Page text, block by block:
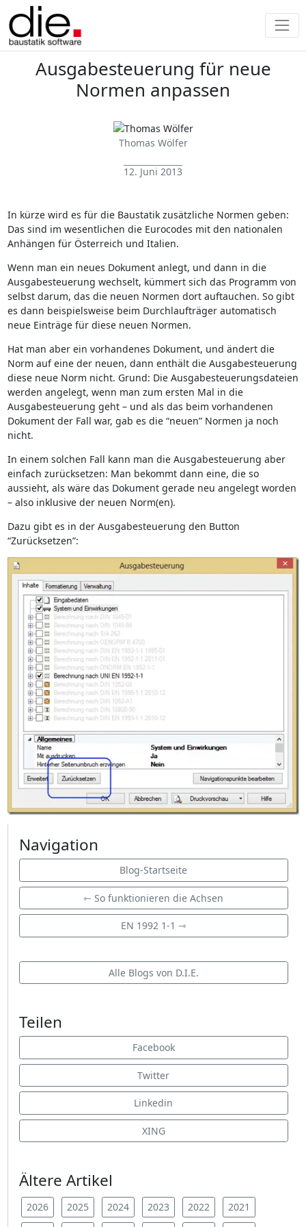
Ausgabesteuerung für neue
Normen anpassen
Thomas Wölfer
12. Juni 2013
In kürze wird es für die Baustatik zusätzliche Normen geben:
Das sind im wesentlichen die Eurocodes mit den nationalen
Anhängen für Österreich und Italien.
Wenn man ein neues Dokument anlegt, und dann in die
Ausgabesteuerung wechselt, kümmert sich das Programm von
selbst darum, das die neuen Normen dort auftauchen. So gibt
es dann beispielsweise beim Durchlaufträger automatisch
neue Einträge für diese neuen Normen.
Hat man aber ein vorhandenes Dokument, und ändert die
Norm auf eine der neuen, dann enthält die Ausgabesteuerung
diese neue Norm nicht. Grund: Die Ausgabesteuerungsdateien
werden angelegt, wenn man zum ersten Mal in die
Ausgabesteuerung geht – und als das beim vorhandenen
Dokument der Fall war, gab es die “neuen” Normen ja noch
nicht.
In einem solchen Fall kann man die Ausgabesteuerung aber
einfach zurücksetzen: Man bekommt dann eine, die so
aussieht, als wäre das Dokument gerade neu angelegt worden
– also inklusive der neuen Norm(en).
Dazu gibt es in der Ausgabesteuerung den Button
“Zurücksetzen”:
Navigation
Blog-Startseite
⇽ So funktionieren die Achsen
EN 1992 1-1 ⇾
Alle Blogs von D.I.E.
Teilen
Facebook
Twitter
Linkedin
XING
Ältere Artikel
2026 2025 2024 2023 2022
2021